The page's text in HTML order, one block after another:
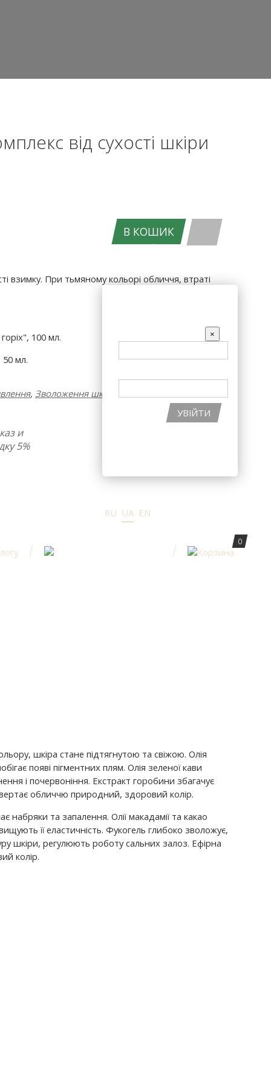
АКЦІЇ
×
УВІЙТИ
RU UA EN
0
від сухості шкіри
В КОШИК
взимку. При тьмяному кольорі обличчя, втраті
100 мл.
мл.
, Зволоження шкіри обличчя
и
5%
шкіра стане підтягнутою та свіжою. Олія
появі пігментних плям. Олія зеленої кави
і почервоніння. Екстракт горобини збагачує
обличчю природний, здоровий колір.
набряки та запалення. Олії макадамії та какао
її еластичність. Фукогель глибоко зволожує,
шкіри, регулюють роботу сальних залоз. Ефірна
колір.